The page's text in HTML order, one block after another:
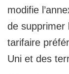
modifie
de supprimer
tarifaire
Uni et des